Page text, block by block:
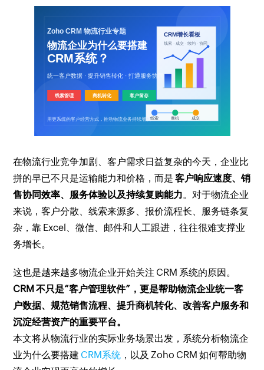
在物流行业竞争加剧、客户需求日益复杂的今天，企业比
拼的早已不只是运输能力和价格，而是客户响应速度、销
售协同效率、服务体验以及持续复购能力。对于物流企业
来说，客户分散、线索来源多、报价流程长、服务链条复
杂，靠 Excel、微信、邮件和人工跟进，往往很难支撑业
务增长。
这也是越来越多物流企业开始关注 CRM 系统的原因。
CRM 不只是“客户管理软件”，更是帮助物流企业统一客
户数据、规范销售流程、提升商机转化、改善客户服务和
沉淀经营资产的重要平台。
本文将从物流行业的实际业务场景出发，系统分析物流企
业为什么要搭建 CRM系统 ，以及 Zoho CRM 如何帮助物